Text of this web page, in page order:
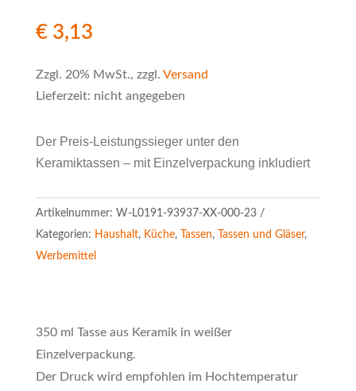
€3,13
Zzgl. 20% MwSt., zzgl. Versand
Lieferzeit: nicht angegeben
Der Preis-Leistungssieger unter den
Keramiktassen – mit Einzelverpackung inkludiert
Artikelnummer: W-L0191-93937-XX-000-23
Kategorien: Haushalt, Küche, Tassen, Tassen und Gläser,
Werbemittel
350 ml Tasse aus Keramik in weißer
Einzelverpackung.
Der Druck wird empfohlen im Hochtemperatur